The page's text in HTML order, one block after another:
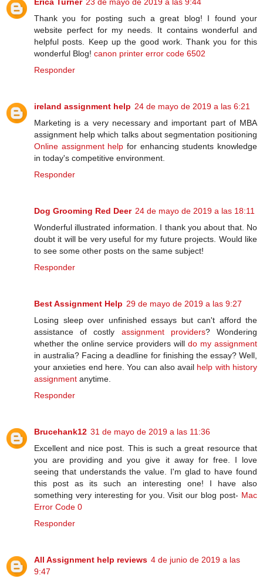
Thank you for posting such a great blog! I found your
website perfect for my needs. It contains wonderful and
helpful posts. Keep up the good work. Thank you for this
wonderful Blog! canon printer error code 6502
Responder
ireland assignment help 24 de mayo de 2019 a las 6:21
Marketing is a very necessary and important part of MBA
assignment help which talks about segmentation positioning
Online assignment help for enhancing students knowledge
in today's competitive environment.
Responder
Dog Grooming Red Deer 24 de mayo de 2019 a las 18:11
Wonderful illustrated information. I thank you about that. No
doubt it will be very useful for my future projects. Would like
to see some other posts on the same subject!
Responder
Best Assignment Help 29 de mayo de 2019 a las 9:27
Losing sleep over unfinished essays but can't afford the
assistance of costly assignment providers? Wondering
whether the online service providers will do my assignment
in australia? Facing a deadline for finishing the essay? Well,
your anxieties end here. You can also avail help with history
assignment anytime.
Responder
Brucehank12 31 de mayo de 2019 a las 11:36
Excellent and nice post. This is such a great resource that
you are providing and you give it away for free. I love
seeing that understands the value. I'm glad to have found
this post as its such an interesting one! I have also
something very interesting for you. Visit our blog post- Mac
Error Code 0
Responder
All Assignment help reviews 4 de junio de 2019 a las
9:47